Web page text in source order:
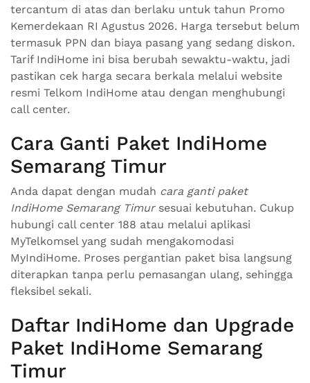
tercantum di atas dan berlaku untuk tahun Promo
Kemerdekaan RI Agustus 2026. Harga tersebut belum
termasuk PPN dan biaya pasang yang sedang diskon.
Tarif IndiHome ini bisa berubah sewaktu-waktu, jadi
pastikan cek harga secara berkala melalui website
resmi Telkom IndiHome atau dengan menghubungi
call center.
Cara Ganti Paket IndiHome
Semarang Timur
Anda dapat dengan mudah cara ganti paket
IndiHome Semarang Timursesuai kebutuhan. Cukup
hubungi call center 188 atau melalui aplikasi
MyTelkomsel yang sudah mengakomodasi
MyIndiHome. Proses pergantian paket bisa langsung
diterapkan tanpa perlu pemasangan ulang, sehingga
fleksibel sekali.
Daftar IndiHome dan Upgrade
Paket IndiHome Semarang
Timur